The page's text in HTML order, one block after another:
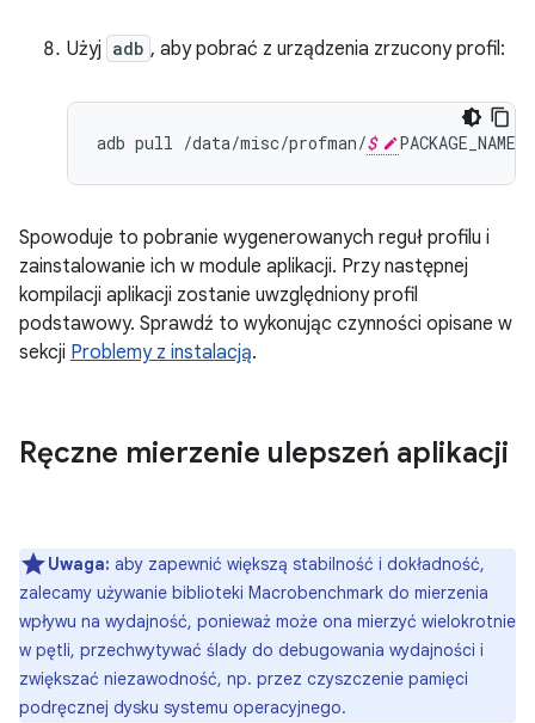
Użyj adb , aby pobrać z urządzenia zrzucony profil:
adb pull /data/misc/profman/$ PACKAGE_NAME
Spowoduje to pobranie wygenerowanych reguł profilu i
zainstalowanie ich w module aplikacji. Przy następnej
kompilacji aplikacji zostanie uwzględniony profil
podstawowy. Sprawdź to wykonując czynności opisane w
sekcji Problemy z instalacją.
Ręczne mierzenie ulepszeń aplikacji
Uwaga: aby zapewnić większą stabilność i dokładność,
zalecamy używanie biblioteki Macrobenchmark do mierzenia
wpływu na wydajność, ponieważ może ona mierzyć wielokrotnie
w pętli, przechwytywać ślady do debugowania wydajności i
zwiększać niezawodność, np. przez czyszczenie pamięci
podręcznej dysku systemu operacyjnego.